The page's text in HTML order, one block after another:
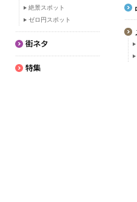
絶景スポット
ゼロ円スポット